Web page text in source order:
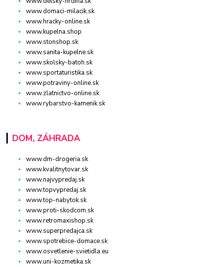
www.domaci-milacik.sk
www.hracky-online.sk
www.kupelna.shop
www.stonshop.sk
www.sanita-kupelne.sk
www.skolsky-batoh.sk
www.sportaturistika.sk
www.potraviny-online.sk
www.zlatnictvo-online.sk
www.rybarstvo-kamenik.sk
DOM, ZÁHRADA
www.dm-drogeria.sk
www.kvalitnytovar.sk
www.najvypredaj.sk
www.topvypredaj.sk
www.top-nabytok.sk
www.proti-skodcom.sk
www.retromaxishop.sk
www.superpredajca.sk
www.spotrebice-domace.sk
www.osvetlenie-svietidla.eu
www.uni-kozmetika.sk